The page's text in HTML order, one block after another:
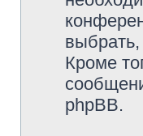
Кроме
phpBB.